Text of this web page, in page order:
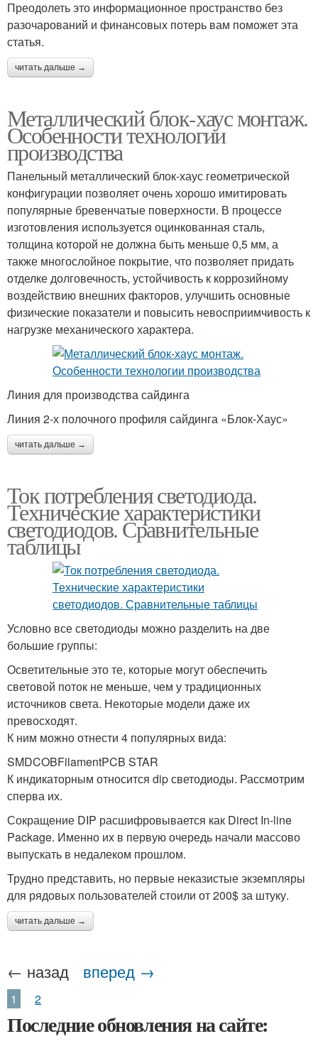
Преодолеть это информационное пространство без
разочарований и финансовых потерь вам поможет эта
статья.
читать дальше →
Металлический блок-хаус монтаж.
Особенности технологии
производства
Панельный металлический блок-хаус геометрической
конфигурации позволяет очень хорошо имитировать
популярные бревенчатые поверхности. В процессе
изготовления используется оцинкованная сталь,
толщина которой не должна быть меньше 0,5 мм, а
также многослойное покрытие, что позволяет придать
отделке долговечность, устойчивость к коррозийному
воздействию внешних факторов, улучшить основные
физические показатели и повысить невосприимчивость к
нагрузке механического характера.
Линия для производства сайдинга
Линия 2-х полочного профиля сайдинга «Блок-Хаус»
читать дальше →
Ток потребления светодиода.
Технические характеристики
светодиодов. Сравнительные
таблицы
Условно все светодиоды можно разделить на две
большие группы:
Осветительные это те, которые могут обеспечить
световой поток не меньше, чем у традиционных
источников света. Некоторые модели даже их
превосходят.
К ним можно отнести 4 популярных вида:
SMDCOBFilamentPCB STAR
К индикаторным относится dip светодиоды. Рассмотрим
сперва их.
Сокращение DIP расшифровывается как Direct In-line
Package. Именно их в первую очередь начали массово
выпускать в недалеком прошлом.
Трудно представить, но первые неказистые экземпляры
для рядовых пользователей стоили от 200$ за штуку.
читать дальше →
← назад вперед →
1 2
Последние обновления на сайте: